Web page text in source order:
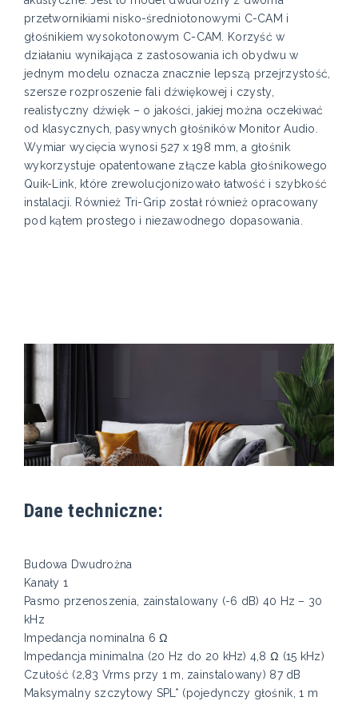
przetwornikiami nisko-średniotonowymi C-CAM i
głośnikiem wysokotonowym C-CAM. Korzyść w
działaniu wynikająca z zastosowania ich obydwu w
jednym modelu oznacza znacznie lepszą przejrzystość,
szersze rozproszenie fali dźwiękowej i czysty,
realistyczny dźwięk – o jakości, jakiej można oczekiwać
od klasycznych, pasywnych głośników Monitor Audio.
Wymiar wycięcia wynosi 527 x 198 mm, a głośnik
wykorzystuje opatentowane złącze kabla głośnikowego
Quik-Link, które zrewolucjonizowało łatwość i szybkość
instalacji. Również Tri-Grip został również opracowany
pod kątem prostego i niezawodnego dopasowania.
Dane techniczne:
Budowa Dwudrożna
Kanały 1
Pasmo przenoszenia, zainstalowany (-6 dB) 40 Hz – 30
kHz​
Impedancja nominalna 6 Ω
Impedancja minimalna (20 Hz do 20 kHz) 4,8 Ω (15 kHz)
Czułość (2,83 Vrms przy 1 m, zainstalowany) 87 dB
Maksymalny szczytowy SPL* (pojedynczy głośnik, 1 m